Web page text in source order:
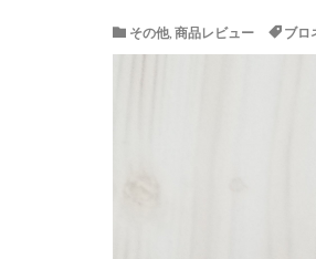
その他, 商品レビュー ブロ